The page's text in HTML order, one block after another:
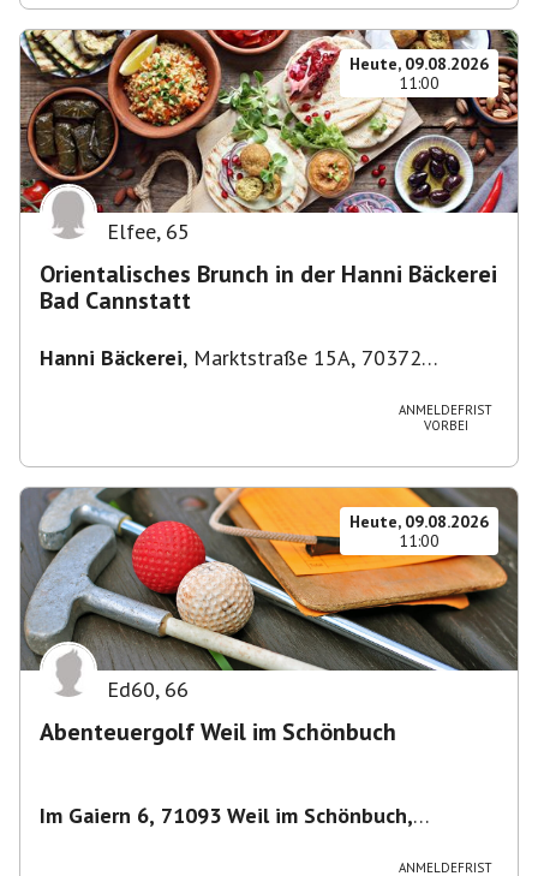
Heute, 09.08.2026
11:00
Elfee, 65
Orientalisches Brunch in der Hanni Bäckerei
Bad Cannstatt
Hanni Bäckerei, Marktstraße 15A, 70372
ANMELDEFRIST
VORBEI
Heute, 09.08.2026
11:00
Ed60, 66
Abenteuergolf Weil im Schönbuch
Im Gaiern 6, 71093 Weil im Schönbuch,
ANMELDEFRIST